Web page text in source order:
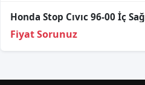
Honda Stop Cıvıc 96-00 İç Sağ
Fiyat Sorunuz